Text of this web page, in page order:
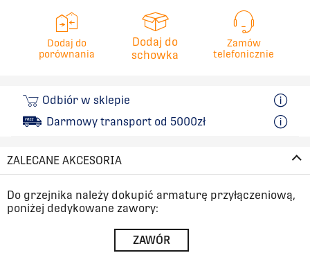
Dodaj do
porównania
Dodaj do
schowka
Zamów
telefonicznie
Odbiór w sklepie
Darmowy transport od 5000zł
ZALECANE AKCESORIA
Do grzejnika należy dokupić armaturę przyłączeniową,
poniżej dedykowane zawory:
ZAWÓR